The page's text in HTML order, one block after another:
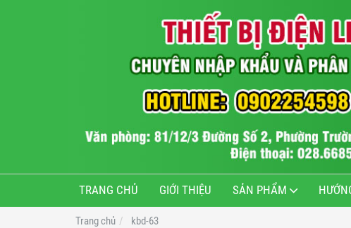
TRANG CHỦ GIỚI THIỆU SẢN PHẨM
Trang chủ kbd-63